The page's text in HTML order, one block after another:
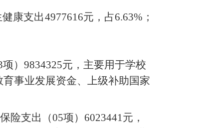
健康支出4977616元，占6.63% ；
项） 9834325元，主要用于学校
事业发展资金、上级补助国家
险支出（05项） 6023441元，